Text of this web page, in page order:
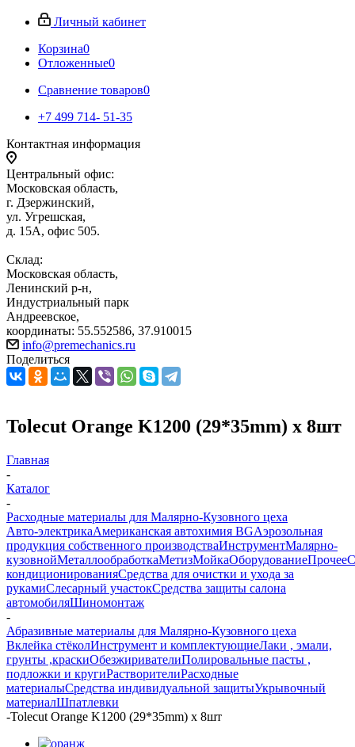
Личный кабинет
Корзина0
Отложенные0
Сравнение товаров0
+7 499 714- 51-35
Контактная информация
Центральный офис:
Московская область,
г. Дзержинский,
ул. Угрешская,
д. 15А, офис 505.
Склад:
Московская область,
Ленинский р-н,
Индустриальный парк
Андреевское,
координаты: 55.552586, 37.910015
info@premechanics.ru
Поделиться
Tolecut Orange K1200 (29*35mm) х 8шт
Главная
-
Каталог
-
Расходные материалы для Малярно-Кузовного цеха
Авто-электрикаАмериканская автохимия BGАэрозольная
продукция собственного производстваИнструментМалярно-
кузовнойМеталлообработкаМетизМойкаОборудованиеПрочее
кондиционированияСредства для очистки и ухода за
рукамиСлесарный участокСредства защиты салона
автомобиляШиномонтаж
-
Абразивные материалы для Малярно-Кузовного цеха
Вклейка стёколИнструмент и комплектующиеЛаки , эмали,
грунты ,краскиОбезжиривателиПолировальные пасты ,
подложки и кругиРастворителиРасходные
материалыСредства индивидуальной защитыУкрывочный
материалШпатлевки
-Tolecut Orange K1200 (29*35mm) х 8шт